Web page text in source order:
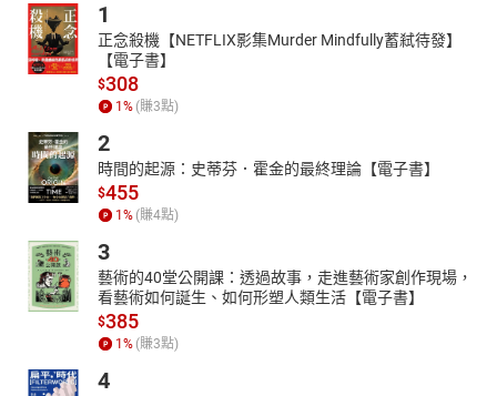
1
正念殺機【NETFLIX影集Murder Mindfully蓄弒待發】
【電子書】
$308
1 % (賺3點)
2
時間的起源：史蒂芬．霍金的最終理論【電子書】
$455
1 % (賺4點)
3
藝術的40堂公開課：透過故事，走進藝術家創作現場，
看藝術如何誕生、如何形塑人類生活【電子書】
$385
1 % (賺3點)
4